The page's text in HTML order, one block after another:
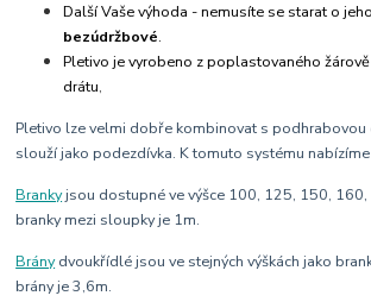
Další Vaše výhoda - nemusíte se starat o
bezúdržbové.
Pletivo je vyrobeno z poplastovaného
drátu,
Pletivo lze velmi dobře kombinovat s podhrabovou
slouží jako podezdívka. K tomuto systému
Brankyjsou dostupné ve výšce 100, 125, 150, 160,
branky mezi sloupky je 1m.
Bránydvoukřídlé jsou ve stejných výškách jako
brány je 3,6m.